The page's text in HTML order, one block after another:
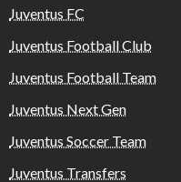
Juventus FC
Juventus Football Club
Juventus Football Team
Juventus Next Gen
Juventus Soccer Team
Juventus Transfers